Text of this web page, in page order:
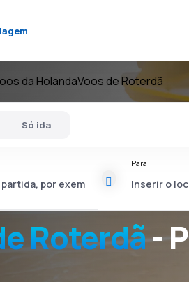
da HolandaVoos de Roterdã
Roterdã-
Só ida
Para